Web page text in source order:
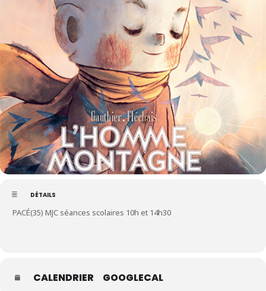
DÉTAILS
PACÉ(35) MJC séances scolaires 10h et 14h30
CALENDRIER GOOGLECAL